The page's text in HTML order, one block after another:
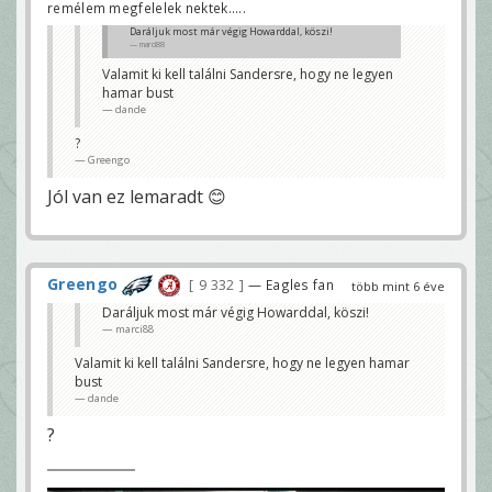
remélem megfelelek nektek.....
Daráljuk most már végig Howarddal, köszi!
marci88
Valamit ki kell találni Sandersre, hogy ne legyen
hamar bust
dande
?
Greengo
Jól van ez lemaradt 😊
több mint 6 éve
Greengo 9 332 — Eagles fan
Daráljuk most már végig Howarddal, köszi!
marci88
Valamit ki kell találni Sandersre, hogy ne legyen hamar
bust
dande
?